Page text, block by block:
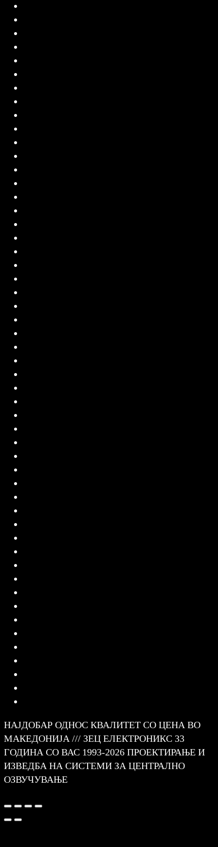
НАЈДОБАР ОДНОС КВАЛИТЕТ СО ЦЕНА ВО
МАКЕДОНИЈА /// ЗЕЦ ЕЛЕКТРОНИКС 33
ГОДИНА СО ВАС 1993-2026 ПРОЕКТИРАЊЕ И
ИЗВЕДБА НА СИСТЕМИ ЗА ЦЕНТРАЛНО
ОЗВУЧУВАЊЕ